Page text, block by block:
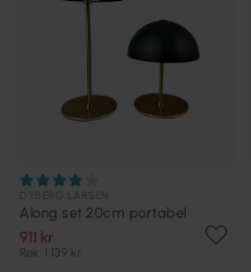
Along set 20cm portabel
911 kr
Rek. 1 139 kr